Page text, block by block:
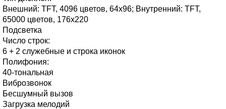
Внешний: TFT, 4096 цветов, 64х96; Внутренний: TFT,
65000 цветов, 176х220
Подсветка
Число строк:
6 + 2 служебные и строка иконок
Полифония:
40-тональная
Виброзвонок
Бесшумный вызов
Загрузка мелодий